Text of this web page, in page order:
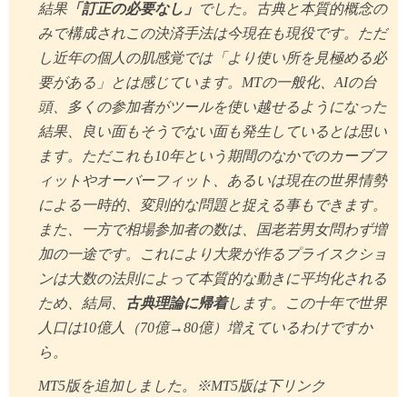
結果「訂正の必要なし」 でした。古典と本質的概念の
みで構成されこの決済手法は今現在も現役です。ただ
し近年の個人の肌感覚では「より使い所を見極める必
要がある」とは感じています。MTの一般化、AIの台
頭、多くの参加者がツールを使い越せるようになった
結果、良い面もそうでない面も発生しているとは思い
ます。ただこれも10年という期間のなかでのカーブフ
ィットやオーバーフィット、あるいは現在の世界情勢
による一時的、変則的な問題と捉える事もできます。
また、一方で相場参加者の数は、国老若男女問わず増
加の一途です。これにより大衆が作るプライスクショ
ンは大数の法則によって本質的な動きに平均化される
ため、結局、
古典理論に帰着します。この十年で世界
人口は10億人（70億→80億）増えているわけですか
ら。
MT5版を追加しました。※MT5版は下リンク